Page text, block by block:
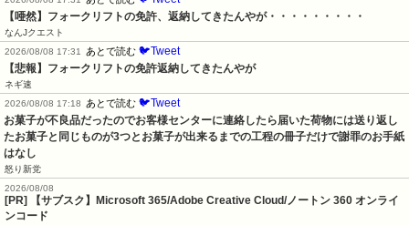
【唖然】フォークリフトの免許、返納してきたんやが・・・・・・・・・
なんJクエスト
2026/08/08 17:31
あとで読む 🐦Tweet
【悲報】フォークリフトの免許返納してきたんやが
ネギ速
2026/08/08 17:18
あとで読む 🐦Tweet
お菓子が不良品だったのでお客様センターに連絡したら届いた荷物には送り返し
たお菓子と同じものが3つとお菓子が出来るまでの工程の冊子だけで謝罪のお手紙
はなし
怒り新党
2026/08/08
[PR] 【サブスク】Microsoft 365/Adobe Creative Cloud/ノートン 360 オンライ
ンコード